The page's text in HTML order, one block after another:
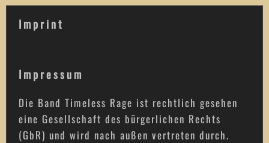
Imprint
Impressum
Die Band Timeless Rage ist rechtlich gesehen
eine Gesellschaft des bürgerlichen Rechts
(GbR) und wird nach außen vertreten durch.